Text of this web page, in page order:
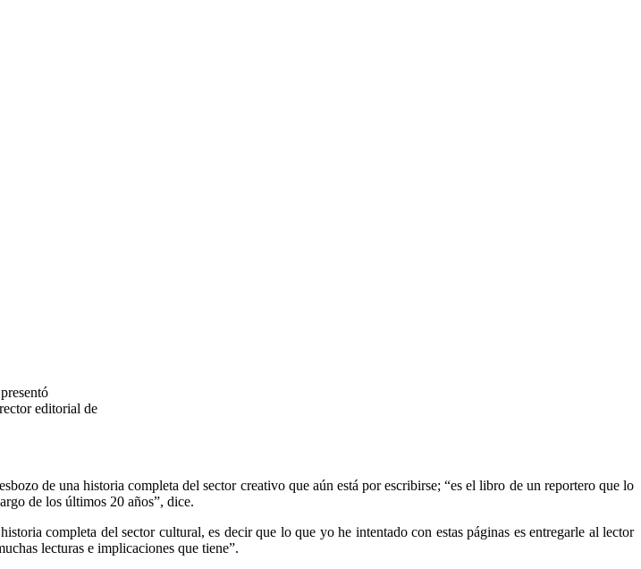
editorial de
de una historia completa del sector creativo que aún está por escribirse; “es el libro de un reportero que lo
de los últimos 20 años”, dice.
completa del sector cultural, es decir que lo que yo he intentado con estas páginas es entregarle al lector
lecturas e implicaciones que tiene”.